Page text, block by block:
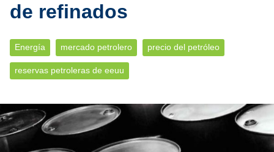
de refinados
Energía mercado petrolero precio del petróleo
reservas petroleras de eeuu